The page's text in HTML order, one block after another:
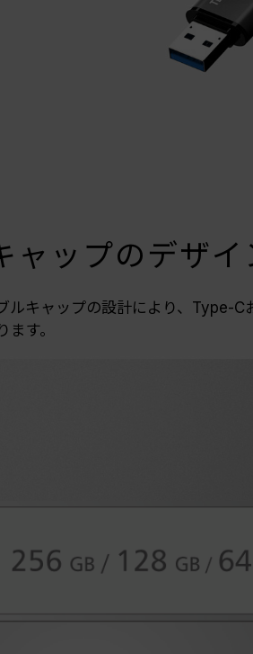
ャップのデザイ
ルキャップの設計により、Type-C
す。